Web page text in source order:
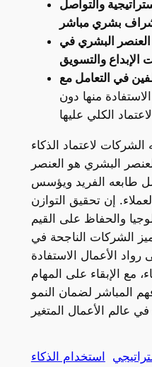
والتواصل
البشري في
في التعامل مع
منها دون
لاعتماد الذكاء
البشري هو العنصر
طابعه الفريد ويؤسس
إن تحقيق التوازن
والحفاظ على القيم
الشركات الناجحة في
الأعمال الاستفادة
مع الإبقاء على المهام
المباشر لضمان النمو
استخدام الذكاء